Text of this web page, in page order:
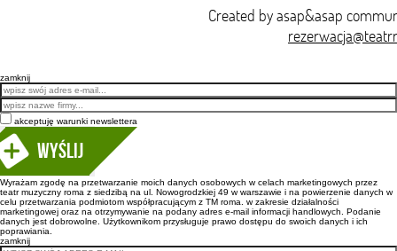
Created byasap&asap
zamknij
Email
akceptuję warunki newslettera
Wyślij
Wyrażam zgodę na przetwarzanie moich danych osobowych w celach marketingowych przez
teatr muzyczny roma z siedzibą na ul. Nowogrodzkiej 49 w warszawie i na powierzenie danych w
celu przetwarzania podmiotom współpracującym z TM roma. w zakresie działalności
marketingowej oraz na otrzymywanie na podany adres e-mail informacji handlowych. Podanie
danych jest dobrowolne. Użytkownikom przysługuje prawo dostępu do swoich danych i ich
poprawiania.
zamknij